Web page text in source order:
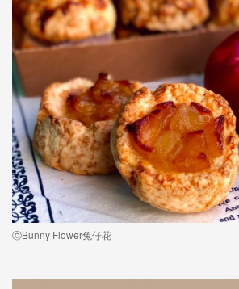
ⓒBunny Flower兔仔花